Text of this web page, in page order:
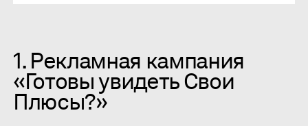
1. Рекламная кампания
«Готовы увидеть Свои
Плюсы?»